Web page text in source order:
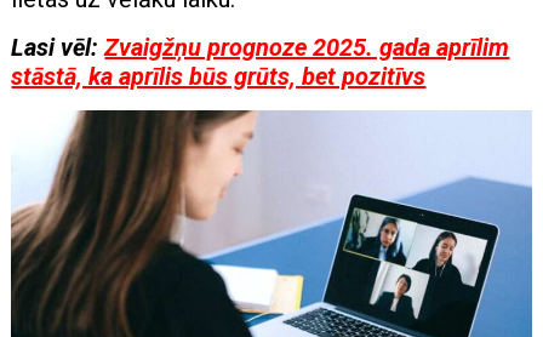
Lasi vēl:Zvaigžņu prognoze 2025. gada aprīlim
stāstā, ka aprīlis būs grūts, bet pozitīvs